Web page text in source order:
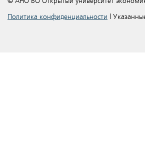
Политика конфиденциальности |